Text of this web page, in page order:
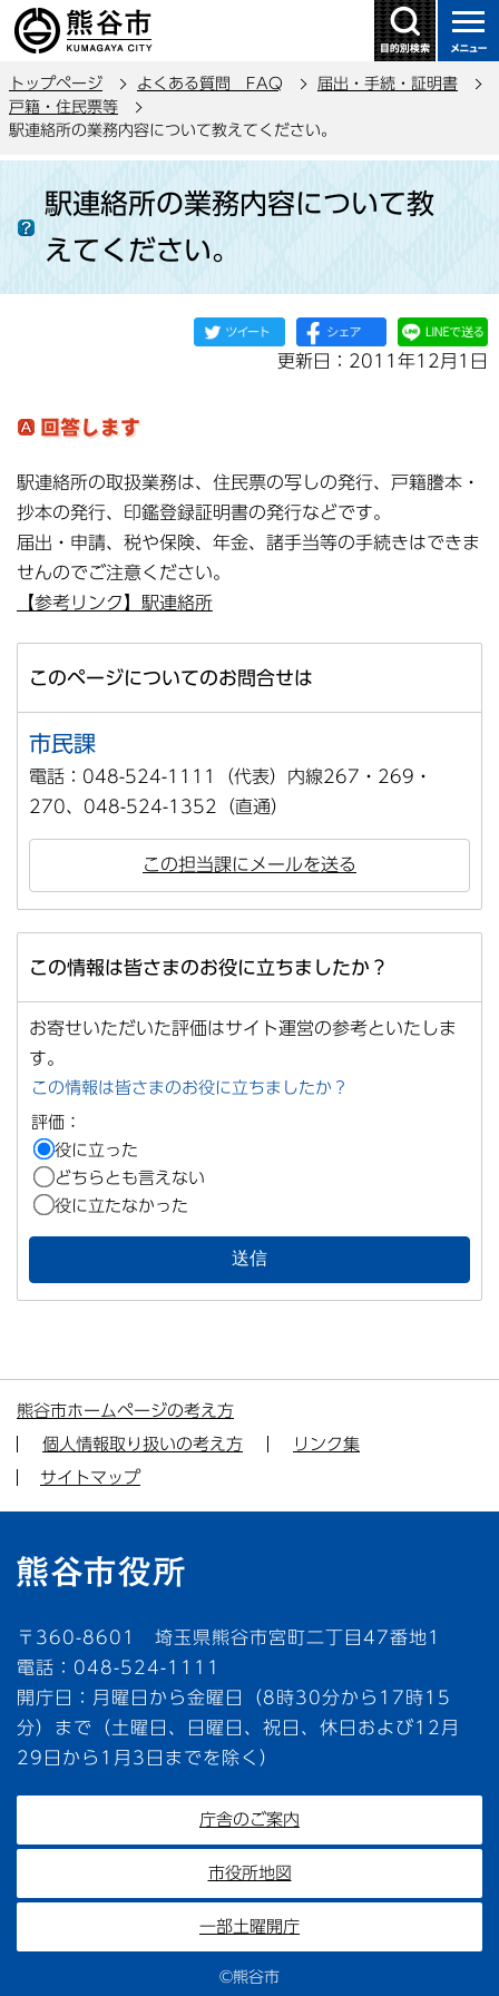
の
ー
ジ
トップページ よくある質問 FAQ
届出・手続・証明書
戸籍・住民票等
駅連絡所の業務内容について教えてください。
駅連絡所の業務内容について教
えてください。
更新日：2011年12月1日
駅連絡所の取扱業務は、住民票の写しの発行、戸籍謄本・
抄本の発行、印鑑登録証明書の発行などです。
届出・申請、税や保険、年金、諸手当等の手続きはできま
せんのでご注意ください。
【参考リンク】駅連絡所
このページについてのお問合せは
市民課
電話：048-524-1111（代表）内線267・269・
270、048-524-1352（直通）
この担当課にメールを送る
この情報は皆さまのお役に立ちましたか？
お寄せいただいた評価はサイト運営の参考といたしま
す。
この情報は皆さまのお役に立ちましたか？
評価：
役に立った
どちらとも言えない
役に立たなかった
熊谷市ホームページの考え方
個人情報取り扱いの考え方
リンク集
サイトマップ
〒360-8601 埼玉県熊谷市宮町二丁目47番地1
電話：048-524-1111
開庁日：月曜日から金曜日（8時30分から17時15
分）まで（土曜日、日曜日、祝日、休日および12月
29日から1月3日までを除く）
庁舎のご案内
市役所地図
一部土曜開庁
©熊谷市